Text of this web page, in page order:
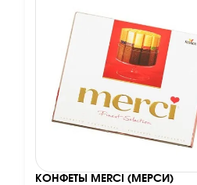
КОНФЕТЫ MERCI (МЕРСИ)